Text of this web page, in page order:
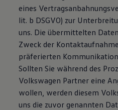
eines
lit. b DSGVO) zur
uns. Die übermittelten
Zweck der
präferierten
Sollten Sie während des
Volkswagen Partner eine
wollen, werden diesem
uns die zuvor genannten